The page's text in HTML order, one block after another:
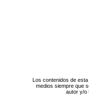
Los contenidos de
medios siempre que
autor y/o